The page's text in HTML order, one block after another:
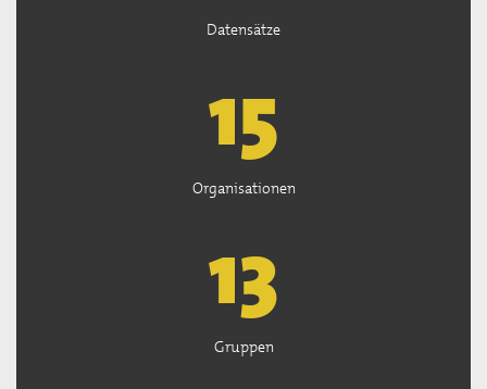
Datensätze
15
Organisationen
13
Gruppen